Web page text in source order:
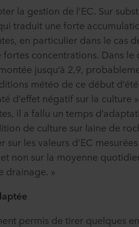
la gestion de l’EC. Sur
traduit une forte
en particulier dans le cas
concentrations. Dans le
jusqu’à 2,9,
météo de ce début
d’effet négatif sur la culture
il a fallu un temps
de culture sur laine de
sur les valeurs d’EC
non sur la moyenne
drainage. »
permis de tirer quelques